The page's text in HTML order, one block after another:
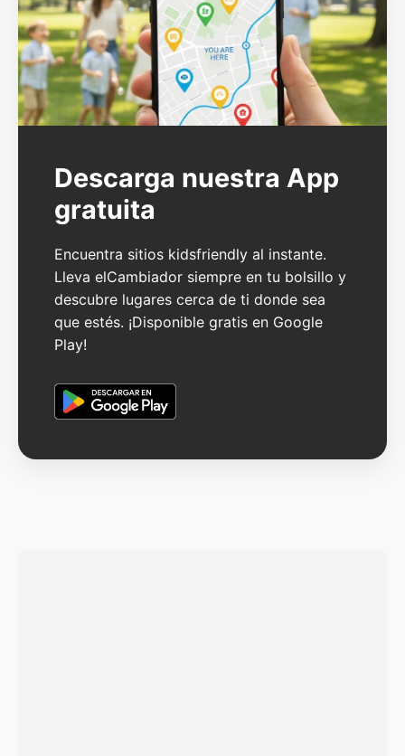
Descarga nuestra App
gratuita
Encuentra sitios kidsfriendly al instante.
Lleva elCambiador siempre en tu bolsillo y
descubre lugares cerca de ti donde sea
que estés. ¡Disponible gratis en Google
Play!